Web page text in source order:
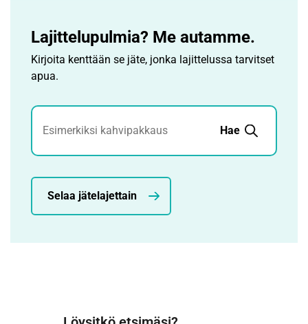
Lajittelupulmia? Me autamme.
Kirjoita kenttään se jäte, jonka lajittelussa tarvitset
apua.
Jätehaku
Hae
Selaa jätelajettain